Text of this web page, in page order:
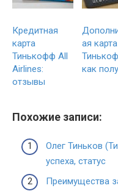
Кредитная
карта
Тинькофф All
Airlines:
отзывы
ая карта
как
Похожие записи:
Олег Тиньков
успеха, статус
Преимущества